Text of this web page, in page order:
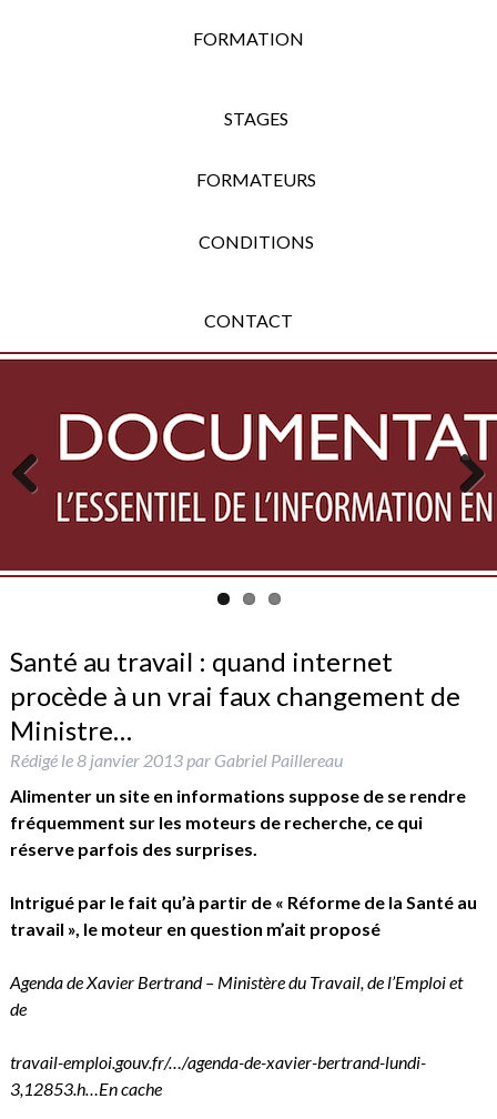
FORMATION
STAGES
FORMATEURS
CONDITIONS
CONTACT
Previous Next
Santé au travail : quand internet
procède à un vrai faux changement de
Ministre…
Rédigé le8 janvier 2013par Gabriel Paillereau
Alimenter un site en informations suppose de se rendre
fréquemment sur les moteurs de recherche, ce qui
réserve parfois des surprises.
Intrigué par le fait qu’à partir de « Réforme de la Santé au
travail », le moteur en question m’ait proposé
Agenda de Xavier Bertrand – Ministère du Travail, de l’Emploi et
de
travail-emploi.gouv.fr/…/agenda-de-xavier-bertrand-lundi-
3,12853.h… En cache